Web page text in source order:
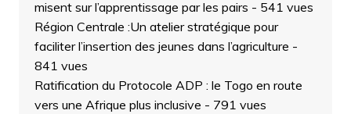
misent sur l’apprentissage par les pairs - 541 vues
Région Centrale :Un atelier stratégique pour
faciliter l’insertion des jeunes dans l’agriculture -
841 vues
Ratification du Protocole ADP : le Togo en route
vers une Afrique plus inclusive - 791 vues